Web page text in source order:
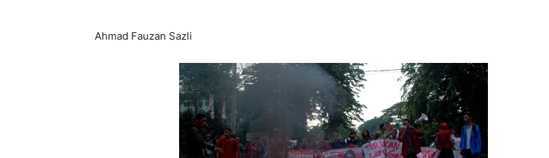
Ahmad Fauzan Sazli